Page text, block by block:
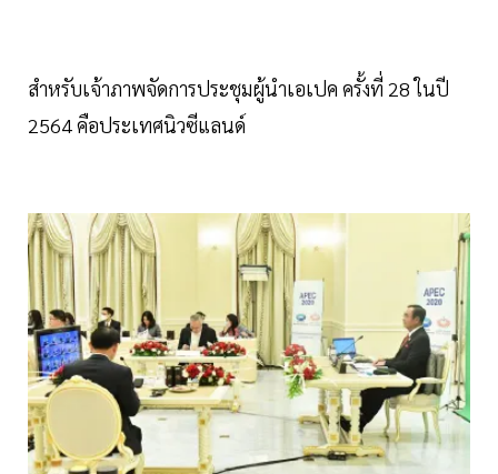
สำหรับเจ้าภาพจัดการประชุมผู้นำเอเปค ครั้งที่ 28 ในปี
2564 คือประเทศนิวซีแลนด์